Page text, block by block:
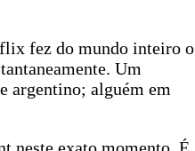
fez do mundo inteiro o
Um
argentino; alguém em
neste exato momento. É